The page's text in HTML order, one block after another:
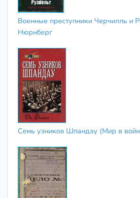
Военные преступники Черчилль и
Нюрнберг
Семь узников Шпандау (Мир в